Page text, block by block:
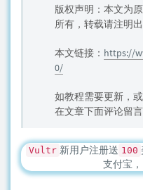
版权声明：本文为
所有，转载请注明出
本文链接： https://
0/
如教程需要更新，
在文章下面评论留言
Vultr 新用户注册送 100
支付宝